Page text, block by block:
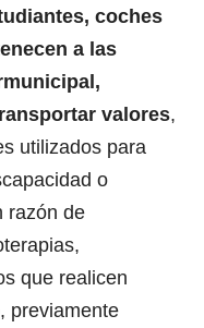
coches
a las
valores,
utilizados para
o
razón de
que realicen
previamente